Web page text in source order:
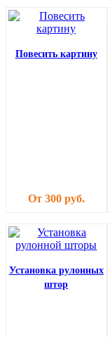
Повесить картину
От 300 руб.
Установка рулонных
штор